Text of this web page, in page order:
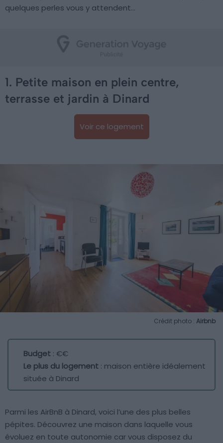
quelques perles vous y attendent…
1. Petite maison en plein centre,
terrasse et jardin à Dinard
Voir ce logement
Crédit photo : Airbnb
Budget : €€
Le plus du logement : maison entière idéalement
située à Dinard
Parmi les AirBnB à Dinard, voici l’une des plus belles
pépites. Découvrez une maison dans laquelle vous
évoluez en toute autonomie car vous disposez du